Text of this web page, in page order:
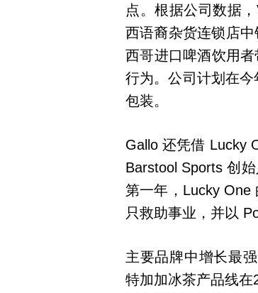
点。根据公司数据
西语裔杂货连锁店
西哥进口啤酒饮用
行为。公司计划在
包装。
Gallo 还凭借 Lucky
Barstool Sports 创
第一年，Lucky One
只救助事业，并以
主要品牌中增长最
特加加冰茶产品线